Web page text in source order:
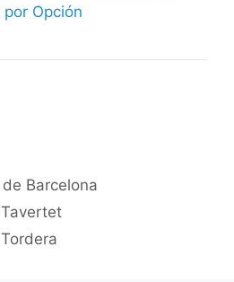
Opción
Barcelona